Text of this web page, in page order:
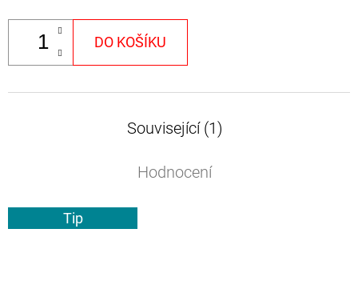
DO KOŠÍKU
Související (1)
Hodnocení
Tip